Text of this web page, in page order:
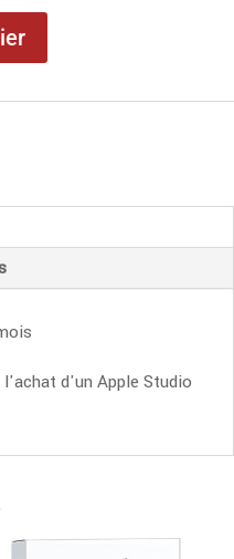
d'un Apple Studio